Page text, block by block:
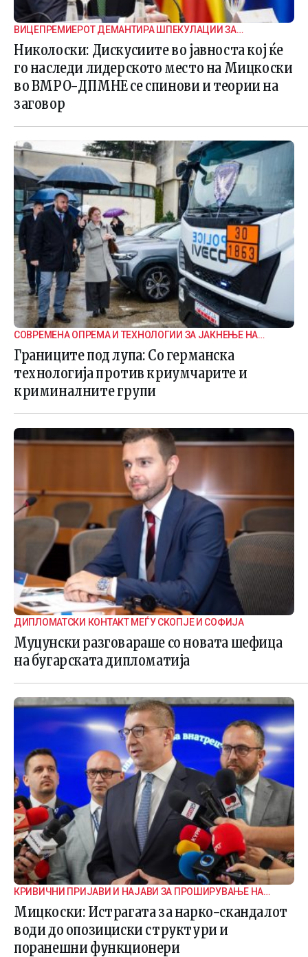
ВИЦЕПРЕМИЕРОТ ДЕМАНТИРА ШПЕКУЛАЦИИ ЗА
ВНАТРЕПАРТИСКИ ПОДЕЛБИ
Николоски: Дискусиите во јавноста кој ќе
го наследи лидерското место на Мицкоски
во ВМРО-ДПМНЕ се спинови и теории на
заговор
СОВРЕМЕНА ОПРЕМА И ТЕХНОЛОГИИ ЗА ЈАКНЕЊЕ НА
ГРАНИЧНАТА БЕЗБЕДНОСТ
Границите под лупа: Со германска
технологија против криумчарите и
криминалните групи
ДИПЛОМАТСКИ КОНТАКТ МЕЃУ СКОПЈЕ И СОФИЈА
Муцунски разговараше со новата шефица
на бугарската дипломатија
КРИВИЧНИ ПРИЈАВИ И НАЈАВИ ЗА ПРОШИРУВАЊЕ НА
ИСТРАГАТА
Мицкоски: Истрагата за нарко-скандалот
води до опозициски структури и
поранешни функционери